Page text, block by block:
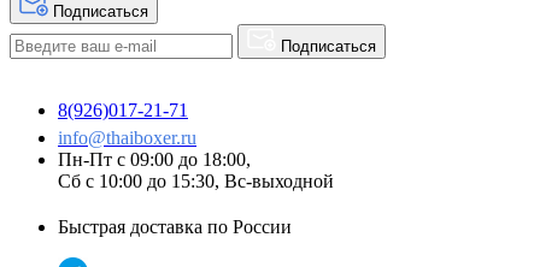
Подписаться
Подписаться
8(926)017-21-71
info@thaiboxer.ru
Пн-Пт с 09:00 до 18:00,
Сб с 10:00 до 15:30, Вс-выходной
Быстрая доставка по России